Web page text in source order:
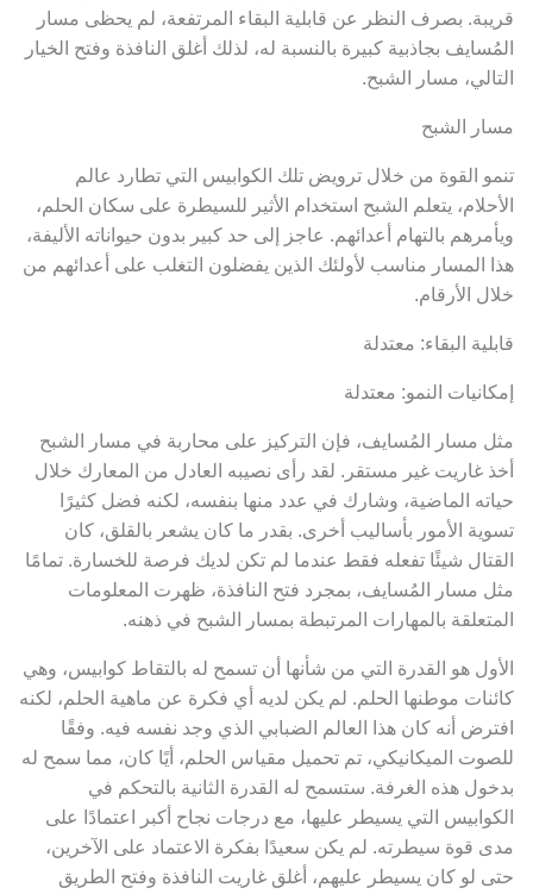
قريبة. بصرف النظر عن قابلية البقاء المرتفعة، لم يحظى مسار
المُسايف بجاذبية كبيرة بالنسبة له، لذلك أغلق النافذة وفتح الخيار
التالي، مسار الشبح.
مسار الشبح
تنمو القوة من خلال ترويض تلك الكوابيس التي تطارد عالم
الأحلام، يتعلم الشبح استخدام الأثير للسيطرة على سكان الحلم،
ويأمرهم بالتهام أعدائهم. عاجز إلى حد كبير بدون حيواناته الأليفة،
هذا المسار مناسب لأولئك الذين يفضلون التغلب على أعدائهم من
خلال الأرقام.
قابلية البقاء: معتدلة
إمكانيات النمو: معتدلة
مثل مسار المُسايف، فإن التركيز على محاربة في مسار الشبح
أخذ غاريت غير مستقر. لقد رأى نصيبه العادل من المعارك خلال
حياته الماضية، وشارك في عدد منها بنفسه، لكنه فضل كثيرًا
تسوية الأمور بأساليب أخرى. بقدر ما كان يشعر بالقلق، كان
القتال شيئًا تفعله فقط عندما لم تكن لديك فرصة للخسارة. تمامًا
مثل مسار المُسايف، بمجرد فتح النافذة، ظهرت المعلومات
المتعلقة بالمهارات المرتبطة بمسار الشبح في ذهنه.
الأول هو القدرة التي من شأنها أن تسمح له بالتقاط كوابيس، وهي
كائنات موطنها الحلم. لم يكن لديه أي فكرة عن ماهية الحلم، لكنه
افترض أنه كان هذا العالم الضبابي الذي وجد نفسه فيه. وفقًا
للصوت الميكانيكي، تم تحميل مقياس الحلم، أيًا كان، مما سمح له
بدخول هذه الغرفة. ستسمح له القدرة الثانية بالتحكم في
الكوابيس التي يسيطر عليها، مع درجات نجاح أكبر اعتمادًا على
مدى قوة سيطرته. لم يكن سعيدًا بفكرة الاعتماد على الآخرين،
حتى لو كان يسيطر عليهم، أغلق غاريت النافذة وفتح الطريق